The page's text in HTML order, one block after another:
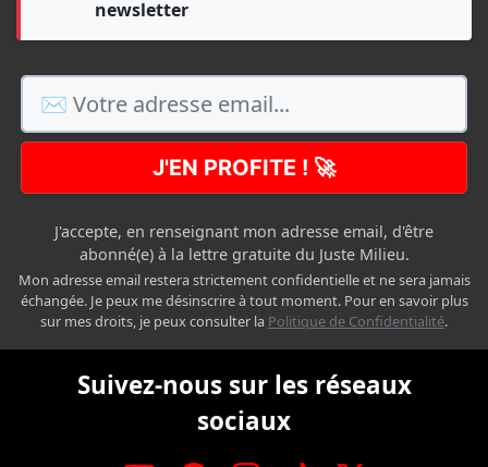
newsletter
J'EN PROFITE ! 🚀
J'accepte, en renseignant mon adresse email, d'être
abonné(e) à la lettre gratuite du Juste Milieu.
Mon adresse email restera strictement confidentielle et ne sera jamais
échangée. Je peux me désinscrire à tout moment. Pour en savoir plus
sur mes droits, je peux consulter la Politique de Confidentialité.
Suivez-nous sur les réseaux
sociaux